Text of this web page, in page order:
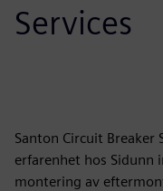
Services
Santon Circuit Breaker
erfarenhet hos Sidunn
montering av